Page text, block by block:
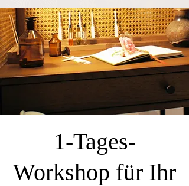
1-Tages-
Workshop für Ihr